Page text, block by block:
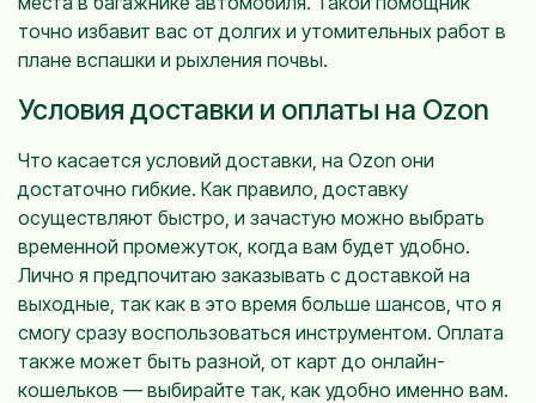
точно избавит вас от долгих и утомительных работ в
плане вспашки и рыхления почвы.
Условия доставки и оплаты на Ozon
Что касается условий доставки, на Ozon они
достаточно гибкие. Как правило, доставку
осуществляют быстро, и зачастую можно выбрать
временной промежуток, когда вам будет удобно.
Лично я предпочитаю заказывать с доставкой на
выходные, так как в это время больше шансов, что я
смогу сразу воспользоваться инструментом. Оплата
также может быть разной, от карт до онлайн-
кошельков — выбирайте так, как удобно именно вам.